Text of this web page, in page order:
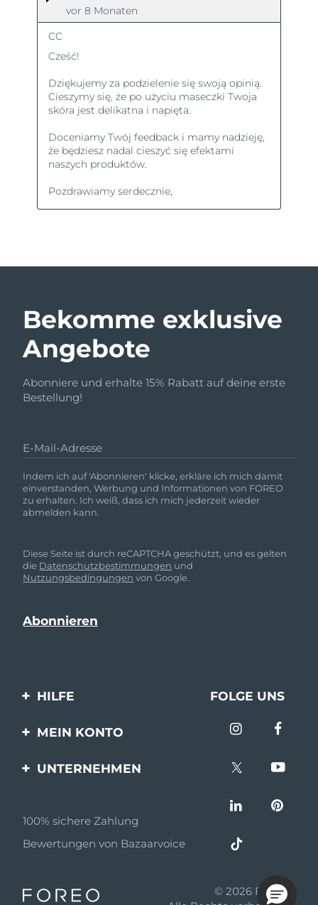
Bekomme exklusive
Angebote
Abonniere und erhalte 15% Rabatt auf deine erste
Bestellung!
E-Mail-Adresse
Indem ich auf 'Abonnieren' klicke, erkläre ich mich damit
einverstanden, Werbung und Informationen von FOREO
zu erhalten. Ich weiß, dass ich mich jederzeit wieder
abmelden kann.
Diese Seite ist durch reCAPTCHA geschützt, und es gelten
die Datenschutzbestimmungen und
Nutzungsbedingungen von Google.
HILFE
Kontaktiere uns
FOLGE UNS
MEIN KONTO
UNTERNEHMEN
Partnerprogramm
Partner Nachrichten
100% sichere Zahlung
Bewertungen von Bazaarvoice
© 2026 FOREO